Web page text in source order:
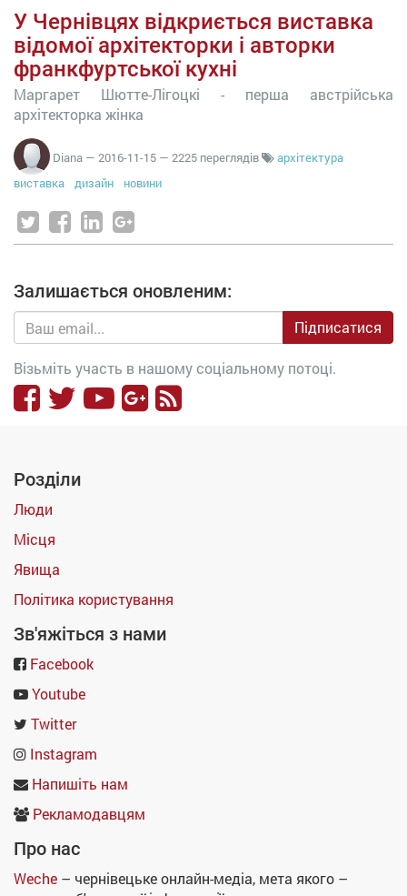
У Чернівцях відкриється виставка
відомої архітекторки і авторки
франкфуртської кухні
Маргарет Шютте-Лігоцкі - перша австрійська
архітекторка жінка
Diana — 2016-11-15 — 2225 переглядів
архітектура
виставка
дизайн новини
Залишається оновленим:
Підписатися
Візьміть участь в нашому соціальному потоці.
Розділи
Люди
Місця
Явища
Політика користування
Зв'яжіться з нами
Facebook
Youtube
Twitter
Instagram
Напишіть нам
Рекламодавцям
Про нас
Weche – чернівецьке онлайн-медіа, мета якого –